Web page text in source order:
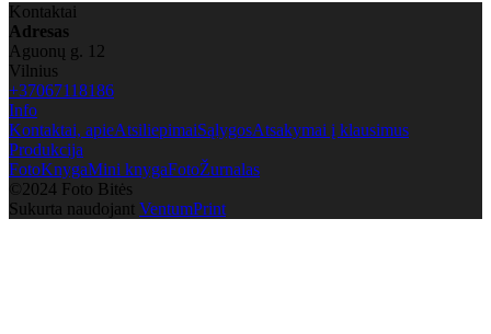
Kontaktai
Adresas
Aguonų g. 12
Vilnius
+37067118186
Info
Kontaktai, apieAtsiliepimaiSąlygosAtsakymai į klausimus
Produkcija
FotoKnygaMini knygaFotoŽurnalas
©2024 Foto Bitės
Sukurta naudojant VentumPrint